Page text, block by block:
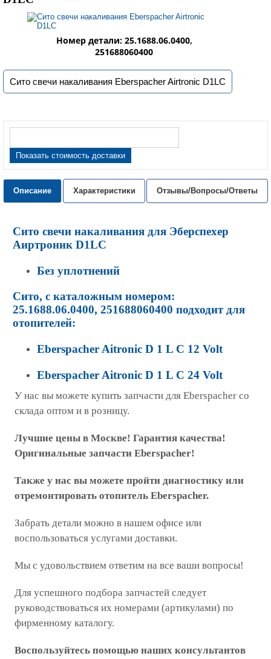
Номер детали: 25.1688.06.0400,
251688060400
Сито свечи накаливания Eberspacher Airtronic D1LC
Показать стоимость доставки
Описание Характеристики Отзывы/Вопросы/Ответы
Сито свечи накаливания для Эберспехер
Аиртроник D1LC
Без уплотнений
Сито, с каталожным номером:
25.1688.06.0400, 251688060400 подходит для
отопителей:
Eberspacher Aitronic D 1 L C 12 Volt
Eberspacher Aitronic D 1 L C 24 Volt
У нас вы можете купить запчасти для Eberspacher со
склада оптом и в розницу.
Лучшие цены в Москве! Гарантия качества!
Оригинальные запчасти Eberspacher!
Также у нас вы можете пройти диагностику или
отремонтировать отопитель Eberspacher.
Забрать детали можно в нашем офисе или
воспользоваться услугами доставки.
Мы с удовольствием ответим на все ваши вопросы!
Для успешного подбора запчастей следует
руководствоваться их номерами (артикулами) по
фирменному каталогу.
Воспользуйтесь помощью наших консультантов